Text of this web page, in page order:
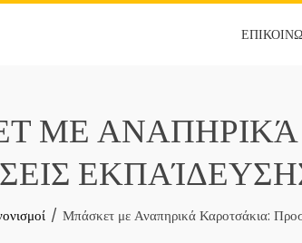
ΜΕ ΑΝΑΠΗΡΙΚΆ
Μπάσκετ με Αναπηρικά Καροτσάκια: